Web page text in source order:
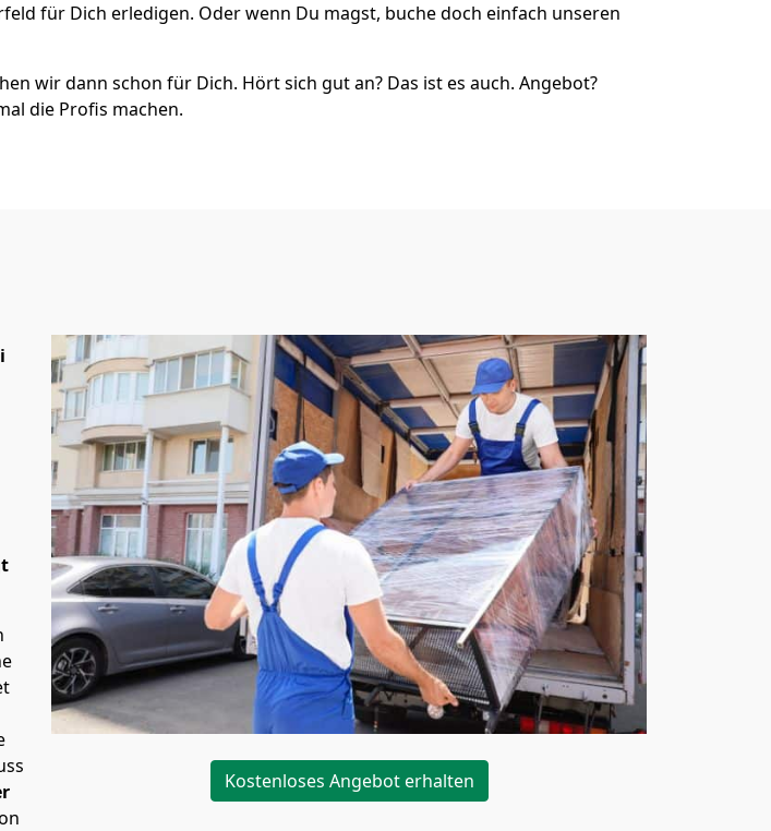
für Dich erledigen. Oder wenn Du magst, buche doch einfach unseren
wir dann schon für Dich. Hört sich gut an? Das ist es auch. Angebot?
die Profis machen.
Kostenloses Angebot erhalten